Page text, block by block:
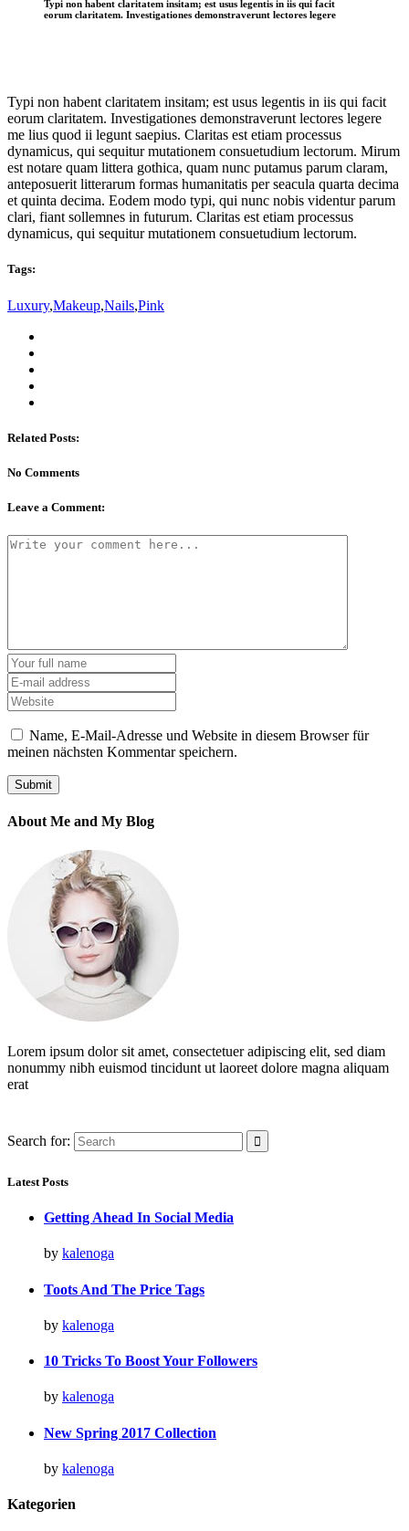
Typi non habent claritatem insitam; est usus legentis in iis qui facit
eorum claritatem. Investigationes demonstraverunt lectores legere
Typi non habent claritatem insitam; est usus legentis in iis qui facit
eorum claritatem. Investigationes demonstraverunt lectores legere
me lius quod ii legunt saepius. Claritas est etiam processus
dynamicus, qui sequitur mutationem consuetudium lectorum. Mirum
est notare quam littera gothica, quam nunc putamus parum claram,
anteposuerit litterarum formas humanitatis per seacula quarta decima
et quinta decima. Eodem modo typi, qui nunc nobis videntur parum
clari, fiant sollemnes in futurum. Claritas est etiam processus
dynamicus, qui sequitur mutationem consuetudium lectorum.
Tags:
Luxury,Makeup,Nails,Pink
Related Posts:
No Comments
Leave a Comment:
Name, E-Mail-Adresse und Website in diesem Browser für
meinen nächsten Kommentar speichern.
About Me and My Blog
Lorem ipsum dolor sit amet, consectetuer adipiscing elit, sed diam
nonummy nibh euismod tincidunt ut laoreet dolore magna aliquam
erat
Search for:
Latest Posts
Getting Ahead In Social Media
by kalenoga
Toots And The Price Tags
by kalenoga
10 Tricks To Boost Your Followers
by kalenoga
New Spring 2017 Collection
by kalenoga
Kategorien